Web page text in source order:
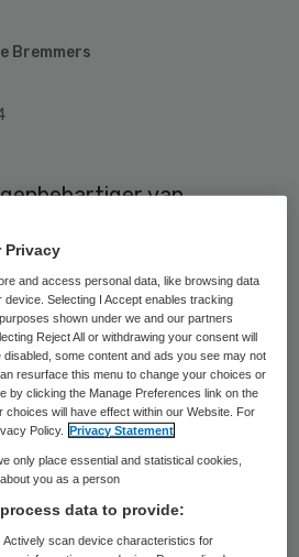
Bremmers
van
rokenzorg mogelijk
in de wijk krijgen
rol.
de Nederlandse
per 2027
doorvoeren in de
met-rokenzorg. In
een besluit. De KNMP
Privacy
and access personal data, like browsing data
device. Selecting I Accept enables tracking
shown under we and our partners
Reject All or withdrawing your consent will
some content and ads you see may not
resurface this menu to change your choices or
by clicking the Manage Preferences link on the
choices will have effect within our Website. For
Policy.
Privacy Statement
only place essential and statistical cookies,
you as a person
data to provide:
Actively scan device characteristics for